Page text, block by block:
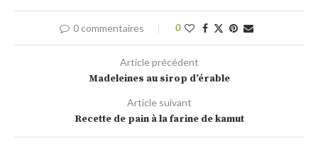
0 commentaires 0
Article précédent
Madeleines au sirop d’érable
Article suivant
Recette de pain à la farine de kamut